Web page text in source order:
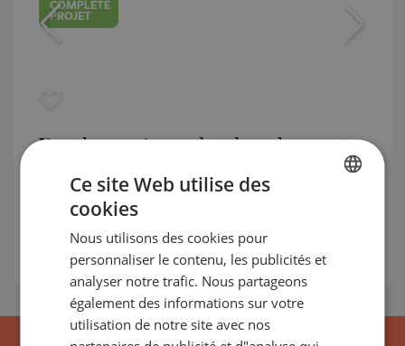
COMPLÉTÉ
PROJET
Penthouse à vendre dans le quartier
de Lozenets, à côté du Paradise Mall
LOZENETS / SOFIA / SOFIA / BULGARIE
Zone: 180.88 m
1 111 080€ /// 6 143 €/m 2
GERMAN
Ce site Web utilise des
cookies
Nous utilisons des cookies pour
personnaliser le contenu, les publicités et
analyser notre trafic. Nous partageons
également des informations sur votre
utilisation de notre site avec nos